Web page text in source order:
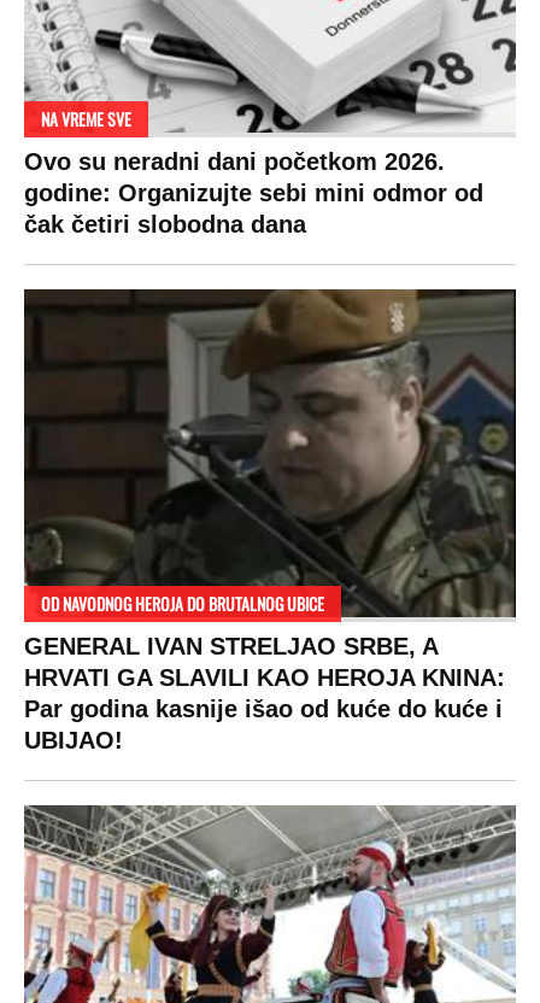
NA VREME SVE
Ovo su neradni dani početkom 2026.
godine: Organizujte sebi mini odmor od
čak četiri slobodna dana
OD NAVODNOG HEROJA DO BRUTALNOG UBICE
GENERAL IVAN STRELJAO SRBE, A
HRVATI GA SLAVILI KAO HEROJA KNINA:
Par godina kasnije išao od kuće do kuće i
UBIJAO!